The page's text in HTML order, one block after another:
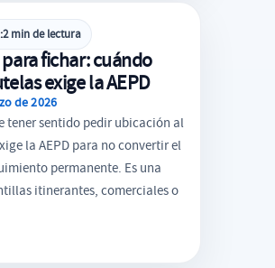
2 min de lectura
fichar: cuándo
exige la AEPD
de 2026
tener sentido pedir ubicación al
la AEPD para no convertir el
permanente. Es una
itinerantes, comerciales o